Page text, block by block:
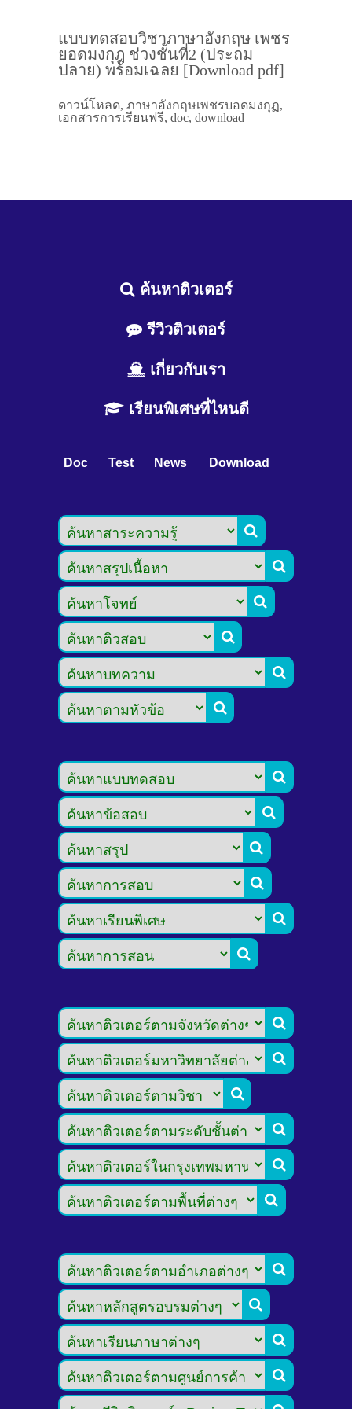
แบบทดสอบวิชาภาษาอังกฤษ เพชร
ยอดมงกุฎ ช่วงชั้นที่2 (ประถม
ปลาย) พร้อมเฉลย [Download pdf]
ดาวน์โหลด, ภาษาอังกฤษเพชรบอดมงกุฏ,
เอกสารการเรียนฟรี, doc, download
ค้นหาติวเตอร์
รีวิวติวเตอร์
เกี่ยวกับเรา
เรียนพิเศษที่ไหนดี
Doc Test News Download





















